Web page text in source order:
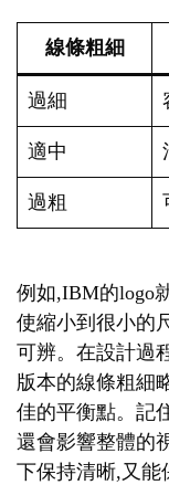
線條粗細
過細
適中
過粗
例如,IBM的logo
使縮小到很小的
可辨。在設計過
版本的線條粗細
佳的平衡點。記
還會影響整體的
下保持清晰,又能